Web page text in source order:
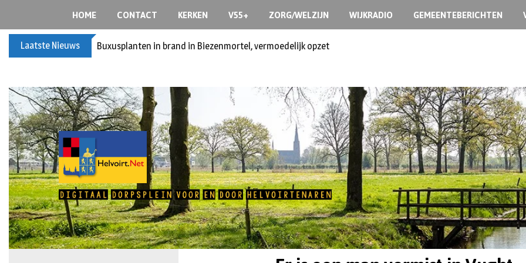
HOME CONTACT KERKEN V55+ ZORG/WELZIJN WIJKRADIO GEMEENTEBERICHTEN
Laatste Nieuws Buxusplanten in brand in Biezenmortel, vermoedelijk opzet